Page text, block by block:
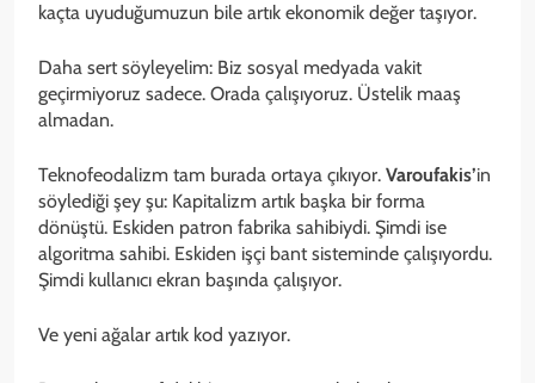
kaçta uyuduğumuzun bile artık ekonomik değer taşıyor.
Daha sert söyleyelim: Biz sosyal medyada vakit
geçirmiyoruz sadece. Orada çalışıyoruz. Üstelik maaş
almadan.
Teknofeodalizm tam burada ortaya çıkıyor. Varoufakis’in
söylediği şey şu: Kapitalizm artık başka bir forma
dönüştü. Eskiden patron fabrika sahibiydi. Şimdi ise
algoritma sahibi. Eskiden işçi bant sisteminde çalışıyordu.
Şimdi kullanıcı ekran başında çalışıyor.
Ve yeni ağalar artık kod yazıyor.